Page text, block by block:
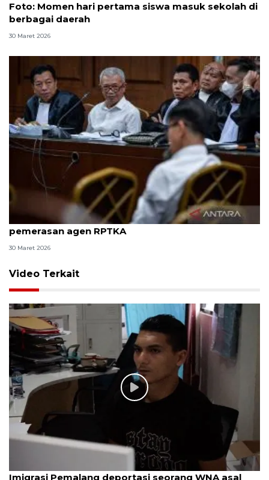
Foto: Momen hari pertama siswa masuk sekolah di
berbagai daerah
30 Maret 2026
8 ASN Kemenaker hadapi sidang tuntutan kasus
pemerasan agen RPTKA
30 Maret 2026
Video Terkait
Imigrasi Pemalang deportasi seorang WNA asal